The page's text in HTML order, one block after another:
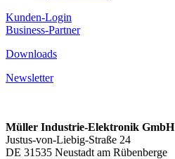
Kunden-Login
Business-Partner
Downloads
Newsletter
Müller Industrie-Elektronik GmbH
Justus-von-Liebig-Straße 24
DE 31535 Neustadt am Rübenberge